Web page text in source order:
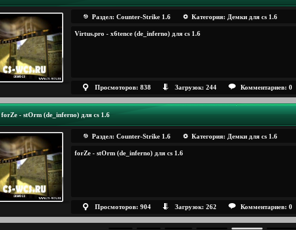
Раздел: Counter-Strike 1.6 Категория: Демки для cs 1.6
Virtus.pro - x6tence (de_inferno) для cs 1.6
Просмоторов: 838 Загрузок: 244 Комментариев: 0
forZe - stOrm (de_inferno) для cs 1.6
Раздел: Counter-Strike 1.6 Категория: Демки для cs 1.6
forZe - stOrm (de_inferno) для cs 1.6
Просмоторов: 904 Загрузок: 262 Комментариев: 0